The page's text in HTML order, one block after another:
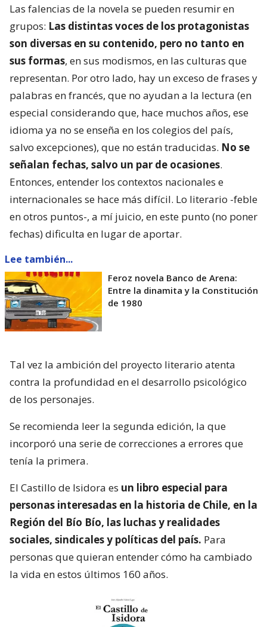
Las falencias de la novela se pueden resumir en
grupos: Las distintas voces de los protagonistas
son diversas en su contenido, pero no tanto en
sus formas, en sus modismos, en las culturas que
representan. Por otro lado, hay un exceso de frases y
palabras en francés, que no ayudan a la lectura (en
especial considerando que, hace muchos años, ese
idioma ya no se enseña en los colegios del país,
salvo excepciones), que no están traducidas. No se
señalan fechas, salvo un par de ocasiones.
Entonces, entender los contextos nacionales e
internacionales se hace más difícil. Lo literario -feble
en otros puntos-, a mí juicio, en este punto (no poner
fechas) dificulta en lugar de aportar.
Lee también...
Feroz novela Banco de Arena:
Entre la dinamita y la Constitución
de 1980
Tal vez la ambición del proyecto literario atenta
contra la profundidad en el desarrollo psicológico
de los personajes.
Se recomienda leer la segunda edición, la que
incorporó una serie de correcciones a errores que
tenía la primera.
El Castillo de Isidora es un libro especial para
personas interesadas en la historia de Chile, en la
Región del Bío Bío, las luchas y realidades
sociales, sindicales y políticas del país. Para
personas que quieran entender cómo ha cambiado
la vida en estos últimos 160 años.